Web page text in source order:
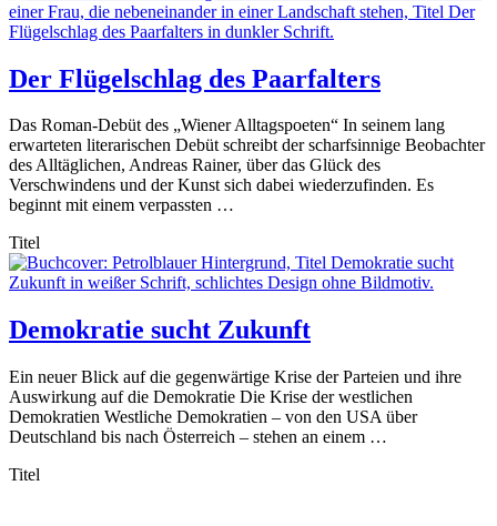
Der Flügelschlag des Paarfalters
Das Roman-Debüt des „Wiener Alltagspoeten“ In seinem lang
erwarteten literarischen Debüt schreibt der scharfsinnige Beobachter
des Alltäglichen, Andreas Rainer, über das Glück des
Verschwindens und der Kunst sich dabei wiederzufinden. Es
beginnt mit einem verpassten …
Titel
Demokratie sucht Zukunft
Ein neuer Blick auf die gegenwärtige Krise der Parteien und ihre
Auswirkung auf die Demokratie Die Krise der westlichen
Demokratien Westliche Demokratien – von den USA über
Deutschland bis nach Österreich – stehen an einem …
Titel